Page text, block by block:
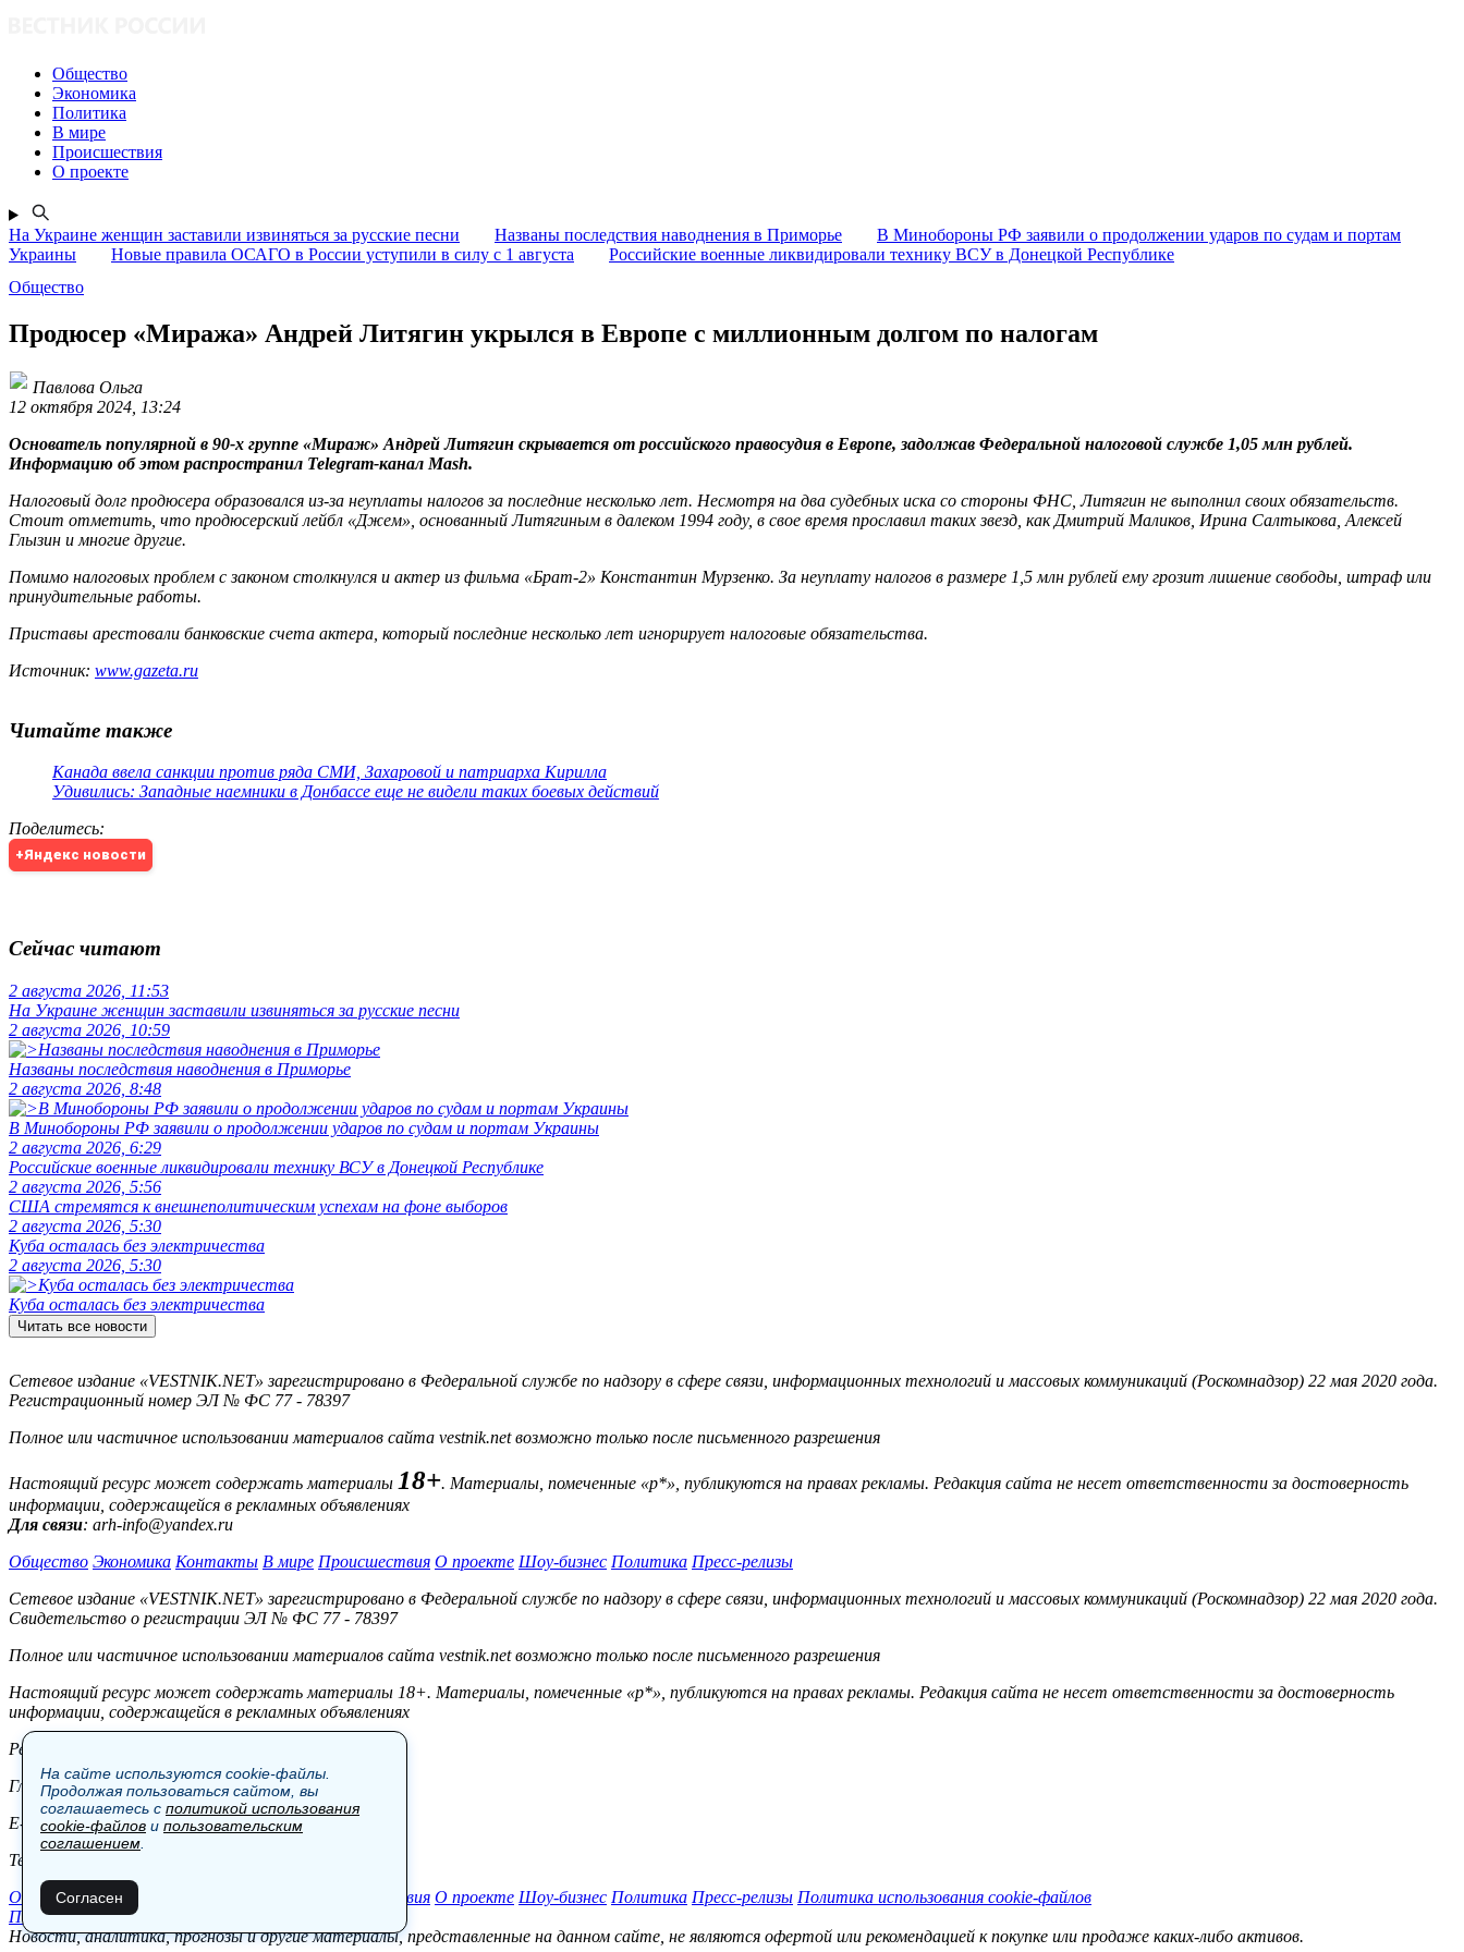
Общество
Экономика
Политика
В мире
Происшествия
О проекте
На Украине женщин заставили извиняться за русские песни Названы последствия наводнения в Приморье
В Минобороны РФ заявили о продолжении ударов по судам и портам
Украины
Новые правила ОСАГО в России уступили в силу с 1 августа
Российские военные ликвидировали технику ВСУ в Донецкой Республике
Общество
Продюсер «Миража» Андрей Литягин укрылся в Европе с миллионным долгом по налогам
Павлова Ольга
12 октября 2024, 13:24
Основатель популярной в 90-х группе «Мираж» Андрей Литягин скрывается от российского правосудия в Европе, задолжав Федеральной налоговой службе 1,05 млн рублей.
Информацию об этом распространил Telegram-канал Mash.
Налоговый долг продюсера образовался из-за неуплаты налогов за последние несколько лет. Несмотря на два судебных иска со стороны ФНС, Литягин не выполнил своих обязательств.
Стоит отметить, что продюсерский лейбл «Джем», основанный Литягиным в далеком 1994 году, в свое время прославил таких звезд, как Дмитрий Маликов, Ирина Салтыкова, Алексей
Глызин и многие другие.
Помимо налоговых проблем с законом столкнулся и актер из фильма «Брат-2» Константин Мурзенко. За неуплату налогов в размере 1,5 млн рублей ему грозит лишение свободы, штраф или
принудительные работы.
Приставы арестовали банковские счета актера, который последние несколько лет игнорирует налоговые обязательства.
Источник: www.gazeta.ru
Читайте также
Канада ввела санкции против ряда СМИ, Захаровой и патриарха Кирилла
Удивились: Западные наемники в Донбассе еще не видели таких боевых действий
Поделитесь:
+Яндекс новости
Сейчас читают
2 августа 2026, 11:53
На Украине женщин заставили извиняться за русские песни
2 августа 2026, 10:59
Названы последствия наводнения в Приморье
2 августа 2026, 8:48
В Минобороны РФ заявили о продолжении ударов по судам и портам Украины
2 августа 2026, 6:29
Российские военные ликвидировали технику ВСУ в Донецкой Республике
2 августа 2026, 5:56
США стремятся к внешнеполитическим успехам на фоне выборов
2 августа 2026, 5:30
Куба осталась без электричества
2 августа 2026, 5:30
Куба осталась без электричества
Читать все новости
Сетевое издание «VESTNIK.NET» зарегистрировано в Федеральной службе по надзору в сфере связи, информационных технологий и массовых коммуникаций (Роскомнадзор) 22 мая 2020 года.
Регистрационный номер ЭЛ № ФС 77 - 78397
Полное или частичное использовании материалов сайта vestnik.net возможно только после письменного разрешения
Настоящий ресурс может содержать материалы 18+. Материалы, помеченные «р*», публикуются на правах рекламы. Редакция сайта не несет ответственности за достоверность
информации, содержащейся в рекламных объявлениях
Для связи: arh-info@yandex.ru
Общество Экономика Контакты В мире Происшествия О проекте Шоу-бизнес Политика Пресс-релизы
Сетевое издание «VESTNIK.NET» зарегистрировано в Федеральной службе по надзору в сфере связи, информационных технологий и массовых коммуникаций (Роскомнадзор) 22 мая 2020 года.
Свидетельство о регистрации ЭЛ № ФС 77 - 78397
Полное или частичное использовании материалов сайта vestnik.net возможно только после письменного разрешения
Настоящий ресурс может содержать материалы 18+. Материалы, помеченные «р*», публикуются на правах рекламы. Редакция сайта не несет ответственности за достоверность
информации, содержащейся в рекламных объявлениях
Редакция:
Главный редактор: Боровов М.С.
E-mail: site@vestnik.net, reb.msk@yandex.ru
Тел.: +7 (921) 720-00-97
Общество Экономика Происшествия О проекте Шоу-бизнес Политика Пресс-релизы Политика использования cookie-файлов
Пользовательское соглашение
Новости, аналитика, прогнозы и другие материалы, представленные на данном сайте, не являются офертой или рекомендацией к покупке или продаже каких-либо активов.
На сайте используются cookie-файлы.
Продолжая пользоваться сайтом, вы
соглашаетесь с политикой использования
cookie-файлов и пользовательским
соглашением
Согласен